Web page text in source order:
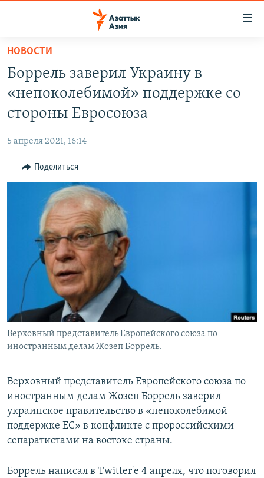
Вернуться
основному
содержанию
главной
навигации
Вернутся
КАЗАХСТАН
ТАДЖИКИСТАН
НОВОСТИ
ВОЙНА В УКРАИНЕ
ҚАЗАҚША
КЫРГЫЗЧА
ТОҶИКӢ
TÜRKMENÇE
Все сайты РСЕ/РС
НОВОСТИ
Боррель заверил Украину в
«непоколебимой» поддержке со
стороны Евросоюза
5 апреля 2021, 16:14
Поделиться
Верховный представитель Европейского союза по
иностранным делам Жозеп Боррель.
Верховный представитель Европейского союза по
иностранным делам Жозеп Боррель заверил
украинское правительство в «непоколебимой
поддержке ЕС» в конфликте с пророссийскими
сепаратистами на востоке страны.
Боррель написал в Twitter'e 4 апреля, что поговорил